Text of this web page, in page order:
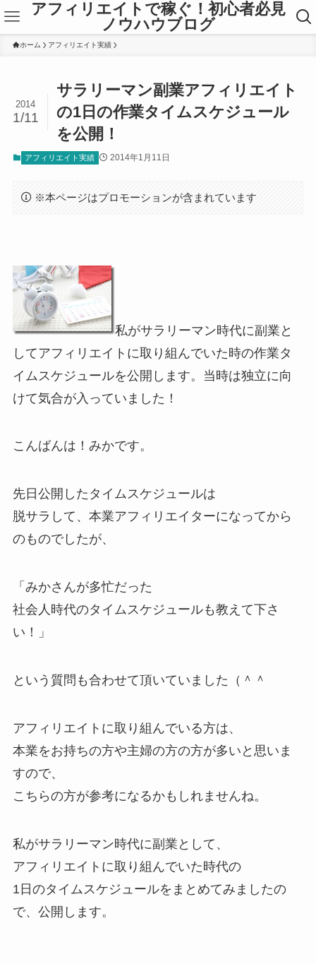
アフィリエイトで稼ぐ！初心者必見
ノウハウブログ
ホーム アフィリエイト実績
サラリーマン副業アフィリエイト
の1日の作業タイムスケジュール
を公開！
2014
1/11
アフィリエイト実績 2014年1月11日
※本ページはプロモーションが含まれています
私がサラリーマン時代に副業と
してアフィリエイトに取り組んでいた時の作業タ
イムスケジュールを公開します。当時は独立に向
けて気合が入っていました！
こんばんは！みかです。
先日公開したタイムスケジュールは
脱サラして、本業アフィリエイターになってから
のものでしたが、
「みかさんが多忙だった
社会人時代のタイムスケジュールも教えて下さ
い！」
という質問も合わせて頂いていました（＾＾
アフィリエイトに取り組んでいる方は、
本業をお持ちの方や主婦の方の方が多いと思いま
すので、
こちらの方が参考になるかもしれませんね。
私がサラリーマン時代に副業として、
アフィリエイトに取り組んでいた時代の
1日のタイムスケジュールをまとめてみましたの
で、公開します。